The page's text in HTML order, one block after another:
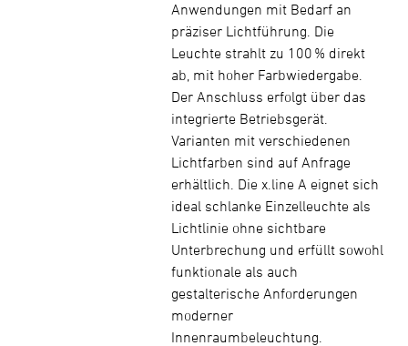
Anwendungen mit Bedarf an
präziser Lichtführung. Die
Leuchte strahlt zu 100 % direkt
ab, mit hoher Farbwiedergabe.
Der Anschluss erfolgt über das
integrierte Betriebsgerät.
Varianten mit verschiedenen
Lichtfarben sind auf Anfrage
erhältlich. Die x.line A eignet sich
ideal schlanke Einzelleuchte als
Lichtlinie ohne sichtbare
Unterbrechung und erfüllt sowohl
funktionale als auch
gestalterische Anforderungen
moderner
Innenraumbeleuchtung.